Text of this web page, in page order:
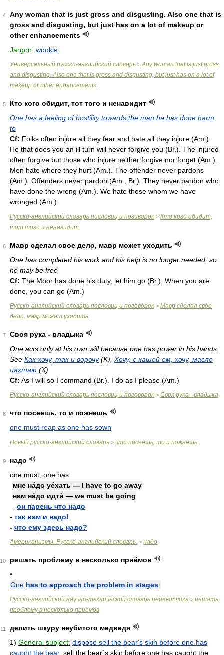
4
Any woman that is just gross and disgusting. Also one that is
gross and disgusting, but just has on a lot of makeup or
other enhancements
Jargon: wookie
Универсальный русско-английский словарь > Any woman that is just gross
and disgusting. Also one that is gross and disgusting, but just has on a lot of
makeup or other enhancements
5
Кто кого обидит, тот того и ненавидит
One has a feeling of hostility towards the man he has done harm
to
Cf: Folks often injure all they fear and hate all they injure (Am. ).
Не that does you an ill turn will never forgive you (Br.). The injured
often forgive but those who injure neither forgive nor forget (Am. ).
Men hate where they hurt (Am. ). The offender never pardons
(Am. ). Offenders never pardon (Am. Br.). They never pardon who
have done the wrong (Am. ). We hate those whom we have
wronged (Am. )
Русско-английский словарь пословиц и поговорок > Кто кого обидит,
тот того и ненавидит
6
Мавр сделал свое дело, мавр может уходить
One has completed his work and his help is no longer needed, so
he may be free
Cf: The Moor has done his duty, let him go (Br.). When you are
done, you can go (Am. )
Русско-английский словарь пословиц и поговорок > Мавр сделал свое
дело, мавр может уходить
7
Своя рука - владыка
One acts only at his own will because one has power in his hands.
See Как хочу, так и ворочу(K), Хочу, с кашей ем, хочу, масло
пахтаю (X)
Cf: As I will so I command (Br.). I do as I please (Am. )
Русско-английский словарь пословиц и поговорок > Своя рука - владыка
8
что посеешь, то и пожнешь
one must reap as one has sown
Новый русско-английский словарь > что посеешь, то и пожнешь
9
надо
one must, one has
мне на́до уе́хать — I have to go away
нам на́до идти́ — we must be going
- он парень что надо
- так вам и надо!
- что ему здесь надо?
Американизмы. Русско-английский словарь. > надо
10
решать проблему в несколько приёмов
•
One has to approach the problem in stages
Русско-английский научно-технический словарь переводчика > решать
проблему в несколько приёмов
11
делить шкуру неубитого медведя
1) General subject: dispose sell the bear's skin before one has
caught the bear, sell the bear`s skin before one has caught the